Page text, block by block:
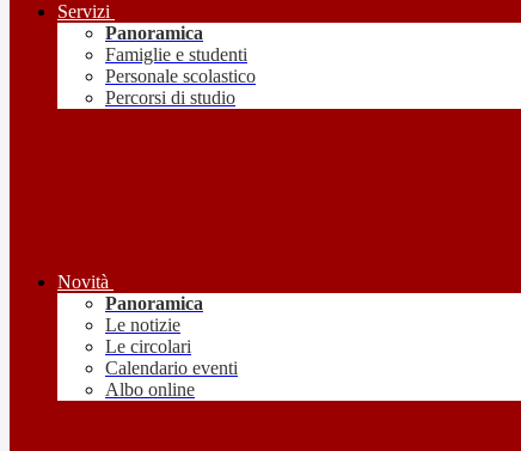
Servizi
Panoramica
Famiglie e studenti
Personale scolastico
Percorsi di studio
Novità
Panoramica
Le notizie
Le circolari
Calendario eventi
Albo online